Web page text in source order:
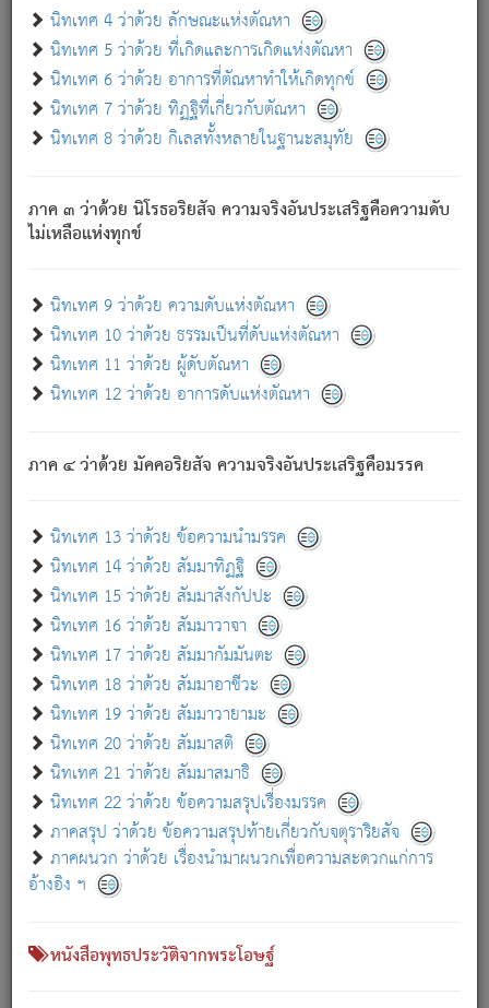
นิทเทศ 4 ว่าด้วย ลักษณะแห่งตัณหา
นิทเทศ 5 ว่าด้วย ที่เกิดและการเกิดแห่งตัณหา
นิทเทศ 6 ว่าด้วย อาการที่ตัณหาทำให้เกิดทุกข์
นิทเทศ 7 ว่าด้วย ทิฏฐิที่เกี่ยวกับตัณหา
นิทเทศ 8 ว่าด้วย กิเลสทั้งหลายในฐานะสมุทัย
ภาค ๓ ว่าด้วย นิโรธอริยสัจ ความจริงอันประเสริฐคือความดับ
ไม่เหลือแห่งทุกข์
นิทเทศ 9 ว่าด้วย ความดับแห่งตัณหา
นิทเทศ 10 ว่าด้วย ธรรมเป็นที่ดับแห่งตัณหา
นิทเทศ 11 ว่าด้วย ผู้ดับตัณหา
นิทเทศ 12 ว่าด้วย อาการดับแห่งตัณหา
ภาค ๔ ว่าด้วย มัคคอริยสัจ ความจริงอันประเสริฐคือมรรค
นิทเทศ 13 ว่าด้วย ข้อความนำมรรค
นิทเทศ 14 ว่าด้วย สัมมาทิฏฐิ
นิทเทศ 15 ว่าด้วย สัมมาสังกัปปะ
นิทเทศ 16 ว่าด้วย สัมมาวาจา
นิทเทศ 17 ว่าด้วย สัมมากัมมันตะ
นิทเทศ 18 ว่าด้วย สัมมาอาชีวะ
นิทเทศ 19 ว่าด้วย สัมมาวายามะ
นิทเทศ 20 ว่าด้วย สัมมาสติ
นิทเทศ 21 ว่าด้วย สัมมาสมาธิ
นิทเทศ 22 ว่าด้วย ข้อความสรุปเรื่องมรรค
ภาคสรุป ว่าด้วย ข้อความสรุปท้ายเกี่ยวกับจตุราริยสัจ
ภาคผนวก ว่าด้วย เรื่องนำมาผนวกเพื่อความสะดวกแก่การ
อ้างอิง ฯ
หนังสือพุทธประวัติจากพระโอษฐ์
อย่างนี้อยู่; เขาย่อมละภวตัณหาได้ และไม่เพลิดเพลินวิภวตัณหา
ด้วย.
ความดับเพราะความสำรอกไม่เหลือ (แห่งภพทั้งหลาย)
เพราะความสิ้นไปแห่งตัณหาโดยประการทั้งปวง นั้นคือ
นิพพาน.
ภพใหม่ย่อมไม่มีแก่ภิกษุนั้น ผู้ดับเย็นสนิทแล้ว เพราะไม่มี
ภิกษุนั้น เป็นผู้ครอบงำมารได้แล้ว ชนะสงครามแล้ว ก้าวล่วง
ภพทั้งหลายทั้งปวงได้แล้ว เป็นผู้คงที่ (คือไม่เปลี่ยนแปลงอีกต่อ
- อุ.ขุ. ๒๕/๑๒๑/๘๔.
(ข้อความนี้ เป็นพระพุทธอุทานที่ทรงเปล่งออก ที่โคนต้นโพธิ์
เป็นที่ตรัสรู้ เมื่อตรัสรู้แล้วได้ 7 วัน)
เกี่ยวกับธรรมโฆษณ์ออนไลน์ (Disclaimer)
แม้ระบบ "ธรรมโฆษณ์ออนไลน์" พยายามปรับปรุงข้อมูลให้ถูกต้องมากที่สุด
ผู้ศึกษาก็พึงตรวจสอบกับตัวเล่มหนังสือต้นฉบับ ที่มีการพิมพ์ครั้งล่าสุด
ก่อนนำข้อมูลไปใช้ในการอ้างอิง"
เกี่ยวกับอัตถจารี|เกี่ยวกับการพัฒนา|แจ้งข้อผิดพลาด / แนะนำ
หนังสือที่เกี่ยวข้อง